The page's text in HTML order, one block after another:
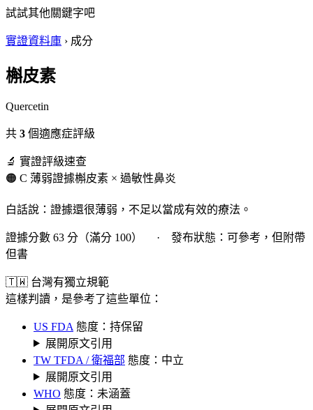
試試其他關鍵字吧
實證資料庫 › 成分
槲皮素
Quercetin
共 3 個適應症評級
🔬 實證評級速查
🟠 C 薄弱證據槲皮素 × 過敏性鼻炎
白話說：證據還很薄弱，不足以當成有效的療法。
證據分數 63 分（滿分 100） · 發布狀態：可參考，但附帶
但書
🇹🇼 台灣有獨立規範
這樣判讀，是參考了這些單位：
US FDA 態度：持保留
展開原文引用
TW TFDA / 衛福部 態度：中立
展開原文引用
WHO 態度：未涵蓋